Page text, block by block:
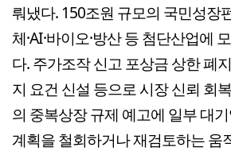
뤄냈다. 150조원 규모의 국민성장
체·AI·바이오·방산 등 첨단산업에
다. 주가조작 신고 포상금 상한 폐
지 요건 신설 등으로 시장 신뢰 회
의 중복상장 규제 예고에 일부 대
계획을 철회하거나 재검토하는 움